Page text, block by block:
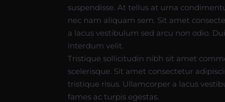
suspendisse. At tellus at urna
nec nam aliquam sem. Sit amet
a lacus vestibulum sed arcu non odio.
interdum velit.
Tristique sollicitudin nibh sit amet
scelerisque. Sit amet consectetur
tristique risus. Ullamcorper a lacus
fames ac turpis egestas.